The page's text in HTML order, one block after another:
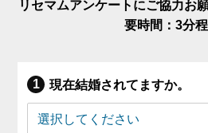
リセマムアンケートにご協力お
要時間：3分程
現在結婚されてますか。